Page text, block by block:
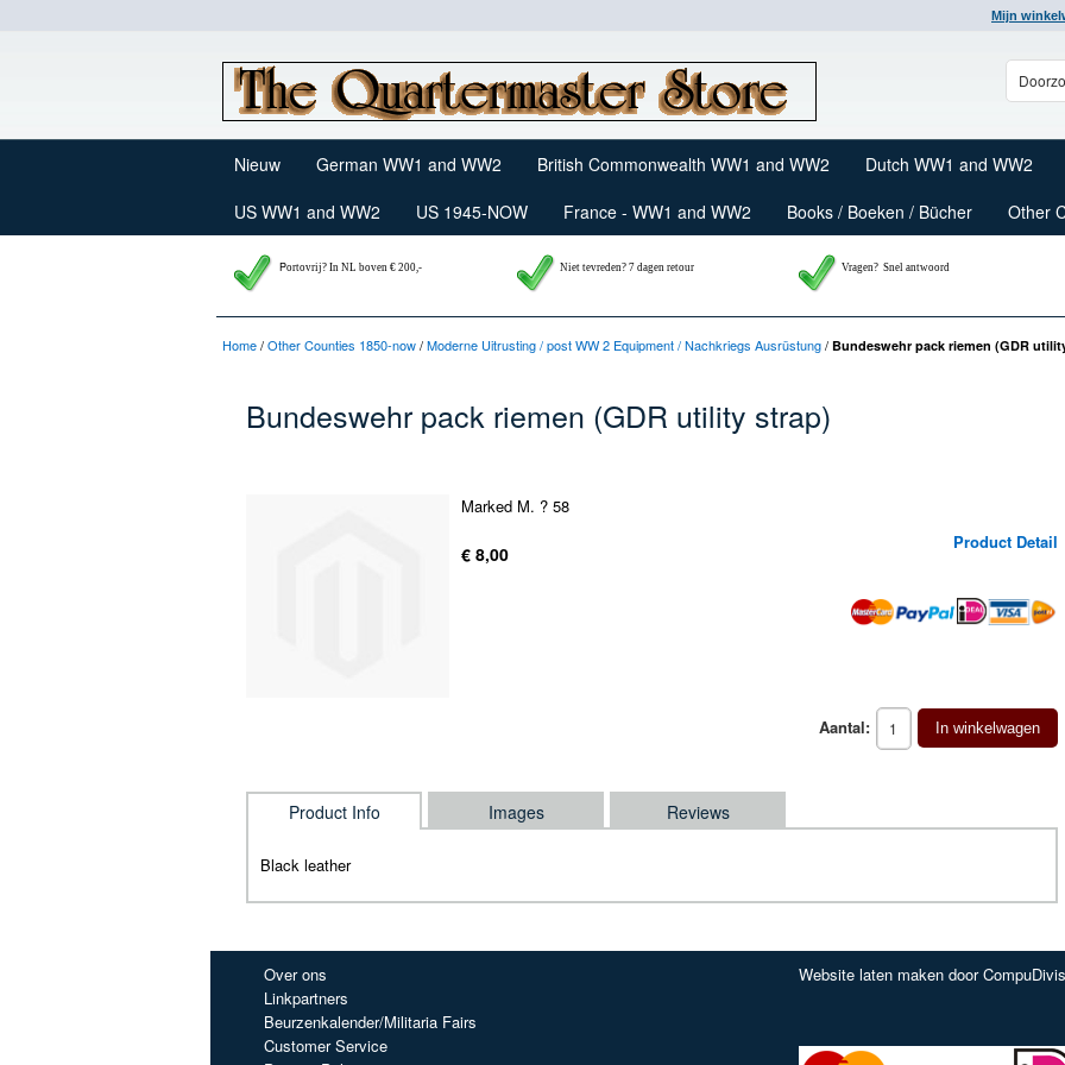
Mijn
Nieuw German WW1 and WW2 British Commonwealth WW1 and WW2
Dutch WW1 and WW2
US WW1 and WW2
US 1945-NOW France - WW1 and WW2 Books / Boeken / Bücher Other
Portovrij? In NL boven € 200,- Niet tevreden? 7 dagen retour Vragen? Snel antwoord
Home/Other Counties 1850-now/Moderne Uitrusting / post WW 2 Equipment / Nachkriegs Ausrüstung/ Bundeswehr pack riemen (GDR
Bundeswehr pack riemen (GDR utility strap)
Marked M. ? 58
Product Detail
€ 8,00
Aantal: In winkelwagen
Product Info Images Reviews
Black leather
Over ons
Linkpartners
Beurzenkalender/Militaria Fairs
Customer Service
Website laten maken door